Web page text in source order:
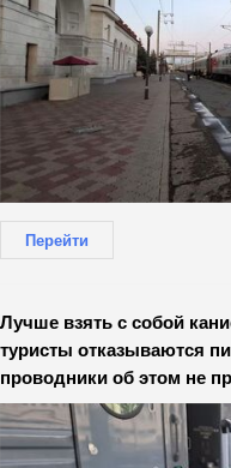
Перейти
Лучше взять с собой
туристы отказываются
проводники об этом не